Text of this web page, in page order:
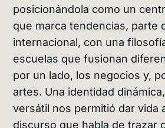
posicionándola como un
que marca tendencias, parte
internacional, con una
escuelas que fusionan
por un lado, los negocios y,
artes. Una identidad
versátil nos permitió dar vida
discurso que habla de trazar